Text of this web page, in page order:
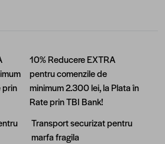
10% Reducere EXTRA
pentru comenzile de
minimum 2.300 lei, la Plata în
Rate prin TBI Bank!
Transport securizat pentru
marfa fragila